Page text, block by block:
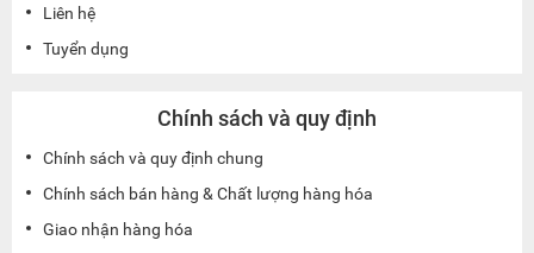
Liên hệ
Tuyển dụng
Chính sách và quy định
Chính sách và quy định chung
Chính sách bán hàng & Chất lượng hàng hóa
Giao nhận hàng hóa